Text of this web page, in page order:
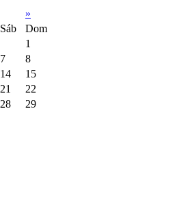
»
Sáb
Dom
1
7
8
14
15
21
22
28
29